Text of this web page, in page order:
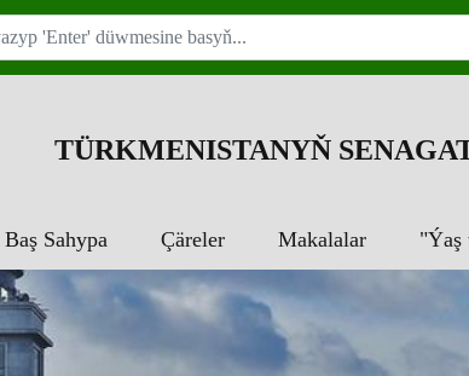
TÜRKMENISTANYŇ
Baş Sahypa Çäreler Makalalar "Ýaş